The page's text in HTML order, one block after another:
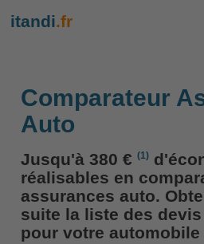
itandi.fr
Comparateur
Auto
Jusqu'à 380 € (1)
réalisables en
assurances auto.
suite la liste des
pour votre automobile